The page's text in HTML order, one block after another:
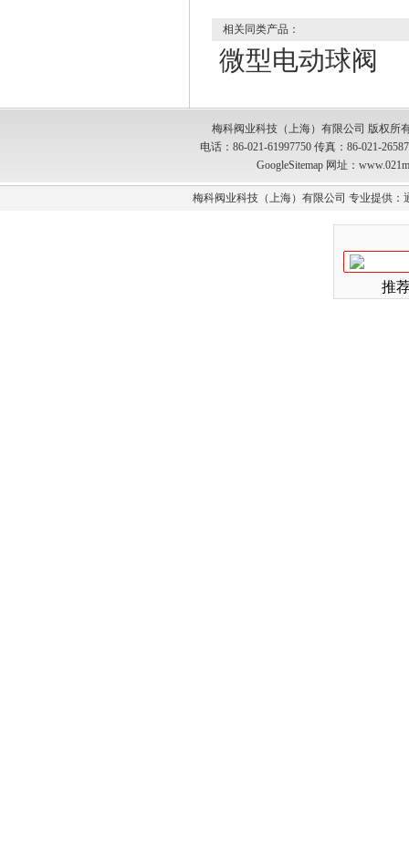
相关同类产品：
微型电动球阀
梅科阀业科技（上海）有限公司 版权所
电话：86-021-61997750 传真：86-021-
GoogleSitemap 网址：
梅科阀业科技（上海）有限公司 专业提供
推